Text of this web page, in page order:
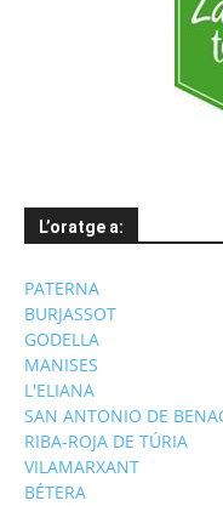
L’oratge a:
PATERNA
BURJASSOT
GODELLA
MANISES
L'ELIANA
SAN ANTONIO DE
RIBA-ROJA DE TÚRIA
VILAMARXANT
BÉTERA